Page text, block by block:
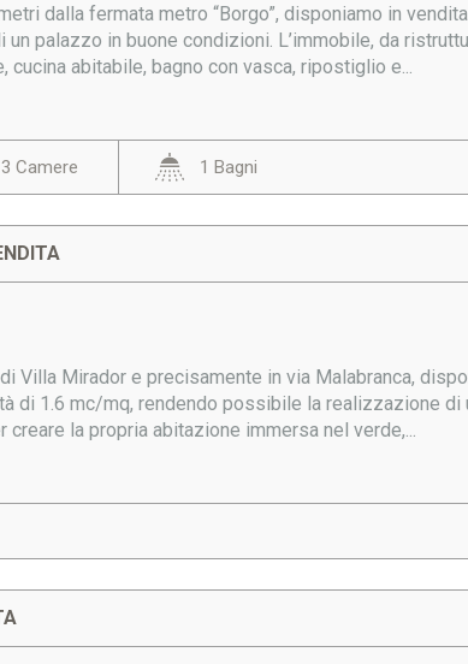
dalla fermata metro “Borgo”, disponiamo in
palazzo in buone condizioni. L’immobile, da
abitabile, bagno con vasca, ripostiglio e...
3 Camere 1 Bagni
Villa Mirador e precisamente in via Malabranca,
di 1.6 mc/mq, rendendo possibile la realizzazione di
la propria abitazione immersa nel verde,...